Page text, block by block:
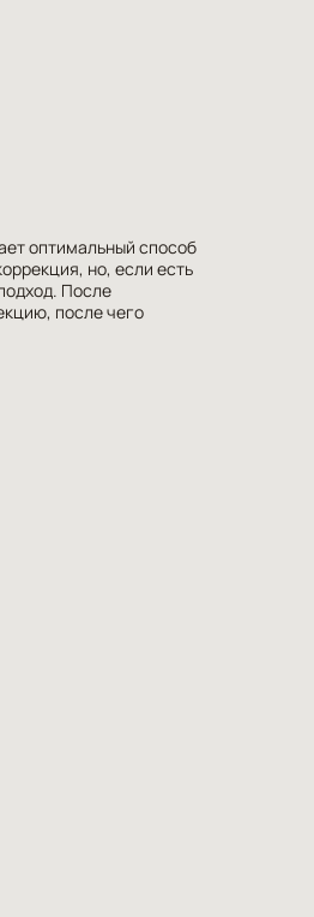
оптимальный способ
но, если есть
После
после чего